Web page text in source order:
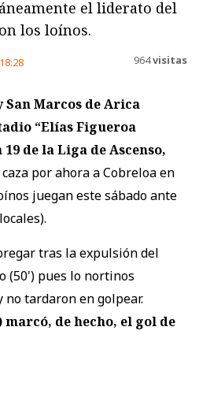
el liderato del
los loínos.
18:28 964visitas
Marcos de Arica
“Elías Figueroa
de la Liga de Ascenso,
por ahora a Cobreloa en
juegan este sábado ante
tras la expulsión del
(50') pues lo nortinos
tardaron en golpear.
de hecho, el gol de